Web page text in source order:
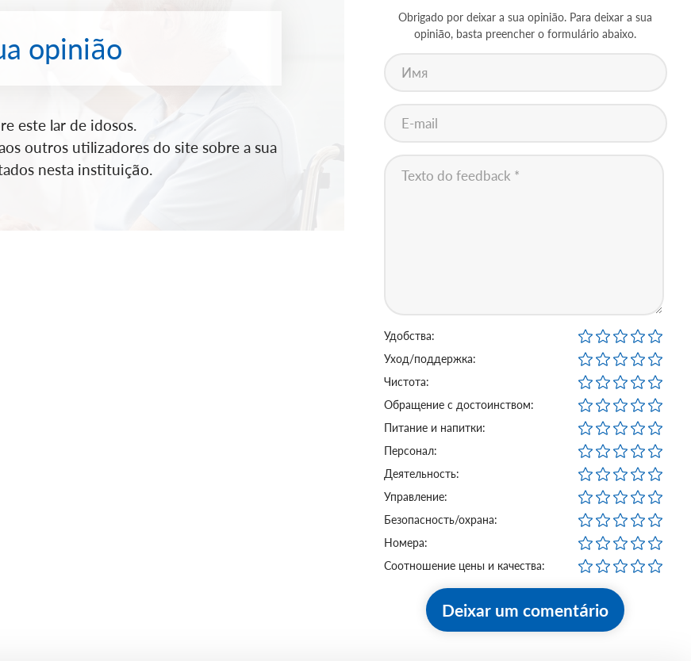
opinião
este lar de idosos.
outros utilizadores do site sobre a sua
nesta instituição.
Obrigado por deixar a sua opinião. Para deixar a sua
opinião, basta preencher o formulário abaixo.
Удобства:
Уход/поддержка:
Чистота:
Обращение с достоинством:
Питание и напитки:
Персонал:
Деятельность:
Управление:
Безопасность/охрана:
Номера:
Соотношение цены и качества:
Deixar um comentário